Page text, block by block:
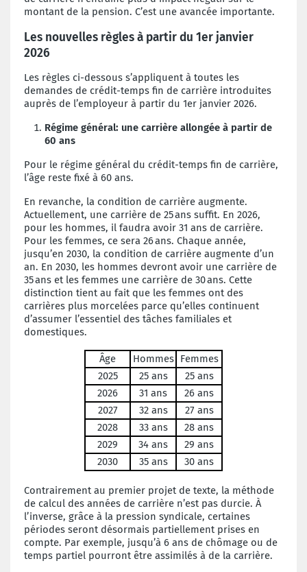
montant de la pension. C’est une avancée importante.
Les nouvelles règles à partir du 1er janvier
2026
Les règles ci-dessous s’appliquent à toutes les
demandes de crédit-temps fin de carrière introduites
auprès de l’employeur à partir du 1er janvier 2026.
Régime général: une carrière allongée à partir de
60 ans
Pour le régime général du crédit-temps fin de carrière,
l’âge reste fixé à 60 ans.
En revanche, la condition de carrière augmente.
Actuellement, une carrière de 25 ans suffit. En 2026,
pour les hommes, il faudra avoir 31 ans de carrière.
Pour les femmes, ce sera 26 ans. Chaque année,
jusqu’en 2030, la condition de carrière augmente d’un
an. En 2030, les hommes devront avoir une carrière de
35 ans et les femmes une carrière de 30 ans. Cette
distinction tient au fait que les femmes ont des
carrières plus morcelées parce qu’elles continuent
d’assumer l’essentiel des tâches familiales et
domestiques.
Âge Hommes Femmes
2025
25 ans
25 ans
2026
31 ans
26 ans
2027
32 ans
27 ans
2028
33 ans
28 ans
2029
34 ans
29 ans
2030
35 ans 30 ans
Contrairement au premier projet de texte, la méthode
de calcul des années de carrière n’est pas durcie. À
l’inverse, grâce à la pression syndicale, certaines
périodes seront désormais partiellement prises en
compte. Par exemple, jusqu’à 6 ans de chômage ou de
temps partiel pourront être assimilés à de la carrière.